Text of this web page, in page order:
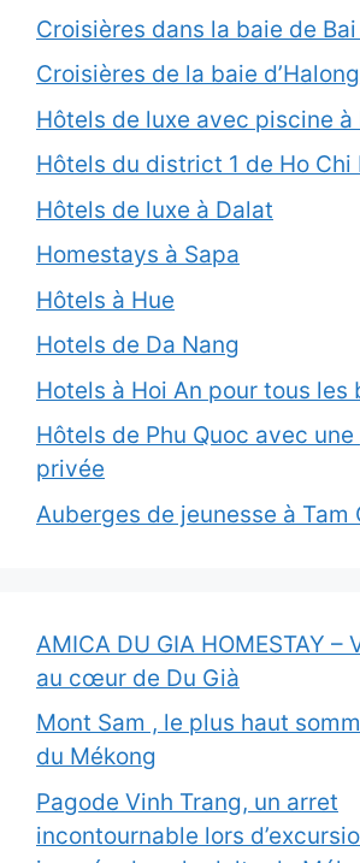
Croisières dans la baie de
Croisières de la baie
Hôtels de luxe avec piscine à
Hôtels du district 1 de Ho Chi
Hôtels de luxe à Dalat
Homestays à Sapa
Hôtels à Hue
Hotels de Da Nang
Hotels à Hoi An pour tous les
Hôtels de Phu Quoc avec
privée
Auberges de jeunesse à Tam
AMICA DU GIA HOMESTAY –
au cœur de Du Già
Mont Sam , le plus haut
du Mékong
Pagode Vinh Trang, un arret
incontournable lors